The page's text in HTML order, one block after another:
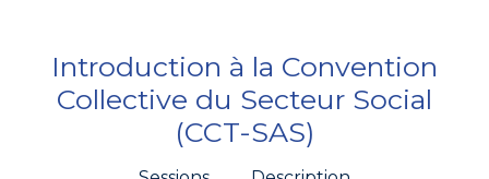
Introduction à la Convention
Collective du Secteur Social
(CCT-SAS)